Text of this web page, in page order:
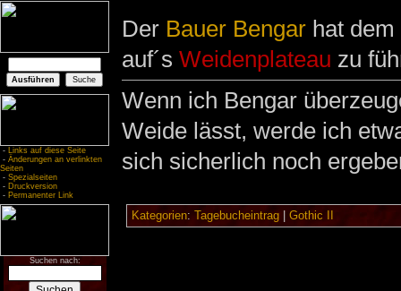
- Links auf diese Seite
- Änderungen an verlinkten
Seiten
- Spezialseiten
- Druckversion
- Permanenter Link
Suchen nach:
Der Bauer Bengarhat dem
auf´s Weidenplateau zu
Wenn ich Bengar
Weide lässt, werde ich
sich sicherlich noch
Kategorien: Tagebucheintrag| Gothic II